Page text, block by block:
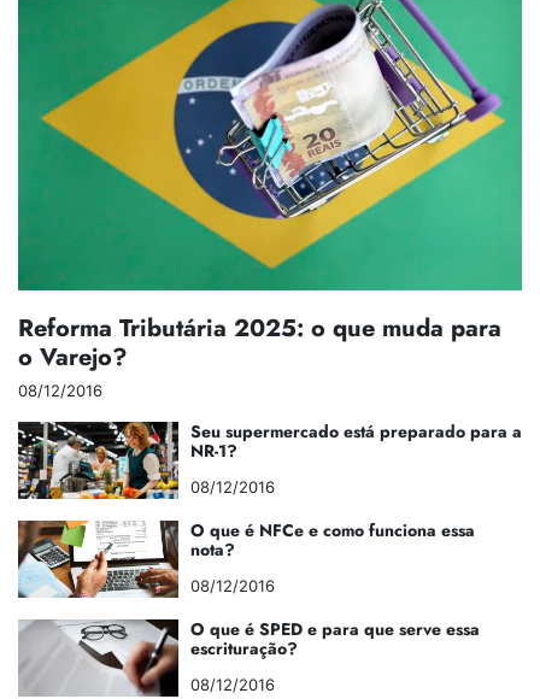
Reforma Tributária 2025: o que muda para
o Varejo?
08/12/2016
Seu supermercado está preparado para a
NR-1?
08/12/2016
O que é NFCe e como funciona essa
nota?
08/12/2016
O que é SPED e para que serve essa
escrituração?
08/12/2016